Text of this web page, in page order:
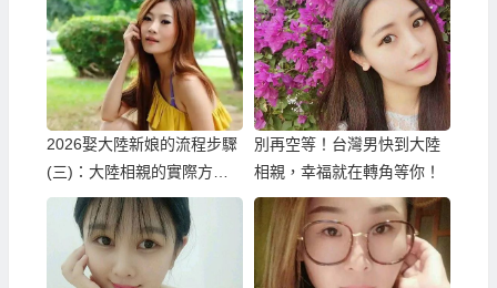
2026娶大陸新娘的流程步驟
(三)：大陸相親的實際方式
與流程！
別再空等！台灣男快到大陸
相親，幸福就在轉角等你！